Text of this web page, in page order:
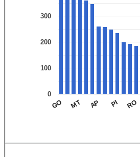
GO MT AP PI RO
0
100
200
300